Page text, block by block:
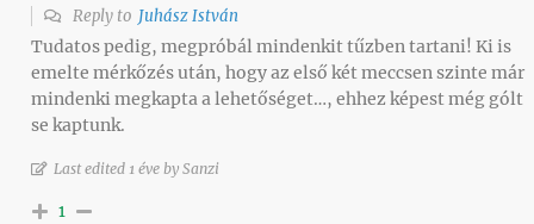
Reply to Juhász István
Tudatos pedig, megpróbál mindenkit tűzben tartani! Ki is
emelte mérkőzés után, hogy az első két meccsen szinte már
mindenki megkapta a lehetőséget…, ehhez képest még gólt
se kaptunk.
Last edited 1 éve by Sanzi
1